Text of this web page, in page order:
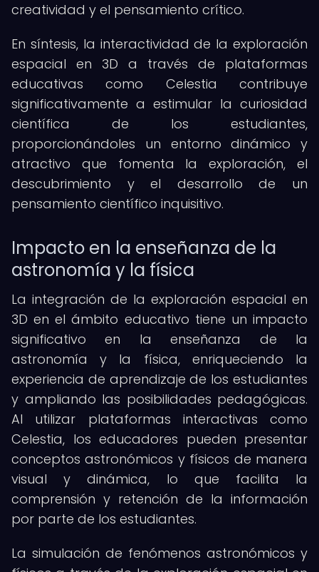
creatividad y el pensamiento crítico.
En síntesis, la interactividad de la exploración
espacial en 3D a través de plataformas
educativas como Celestia contribuye
significativamente a estimular la curiosidad
científica de los estudiantes,
proporcionándoles un entorno dinámico y
atractivo que fomenta la exploración, el
descubrimiento y el desarrollo de un
pensamiento científico inquisitivo.
Impacto en la enseñanza de la
astronomía y la física
La integración de la exploración espacial en
3D en el ámbito educativo tiene un impacto
significativo en la enseñanza de la
astronomía y la física, enriqueciendo la
experiencia de aprendizaje de los estudiantes
y ampliando las posibilidades pedagógicas.
Al utilizar plataformas interactivas como
Celestia, los educadores pueden presentar
conceptos astronómicos y físicos de manera
visual y dinámica, lo que facilita la
comprensión y retención de la información
por parte de los estudiantes.
La simulación de fenómenos astronómicos y